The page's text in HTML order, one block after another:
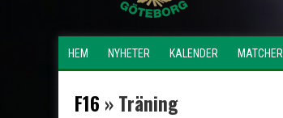
HEM NYHETER KALENDER MATCHER
F16 » Träning